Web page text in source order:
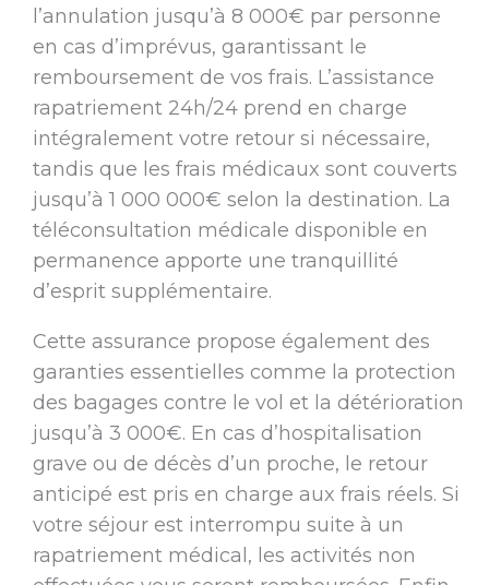
l’annulation jusqu’à 8 000€ par personne
en cas d’imprévus, garantissant le
remboursement de vos frais. L’assistance
rapatriement 24h/24 prend en charge
intégralement votre retour si nécessaire,
tandis que les frais médicaux sont couverts
jusqu’à 1 000 000€ selon la destination. La
téléconsultation médicale disponible en
permanence apporte une tranquillité
d’esprit supplémentaire.
Cette assurance propose également des
garanties essentielles comme la protection
des bagages contre le vol et la détérioration
jusqu’à 3 000€. En cas d’hospitalisation
grave ou de décès d’un proche, le retour
anticipé est pris en charge aux frais réels. Si
votre séjour est interrompu suite à un
rapatriement médical, les activités non